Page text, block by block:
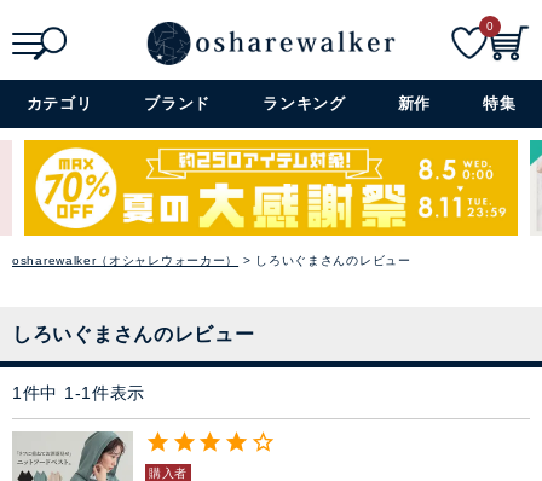
詳細検索+
0
カテゴリ ブランド ランキング 新作 特集
パーカー
スウェット
ベスト
カーディガン
パンツ
スカート
ワンピース
バイヤーおすすめのセレクシ
ョン
良さを大切に、オシャレウォー
閉じる
osharewalker（オシャレウォーカー） しろいぐまさんのレビュー
しろいぐまさんのレビュー
1 件中 1 -1 件表示
購入者